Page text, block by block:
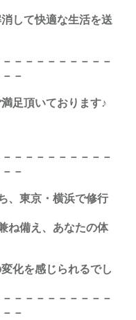
して快適な生活を送
－－－－－－－－－
－
足頂いております♪
－－－－－－－－－
－
、東京・横浜で修行
ね備え、あなたの体
化を感じられるでし
－－－－－－－－－
－